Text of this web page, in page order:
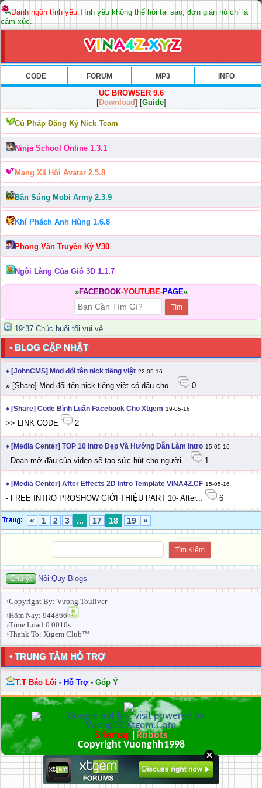
Danh ngôn tình yêu:Tình yêu không thể hỏi tại sao, đơn giản nó chỉ là
cảm xúc.
CODE FORUM MP3 INFO
UC BROWSER 9.6
[Download] [Guide]
Cú Pháp Đăng Ký Nick Team
Ninja School Online 1.3.1
Mạng Xã Hội Avatar 2.5.8
Bắn Súng Mobi Army 2.3.9
Khí Phách Anh Hùng 1.6.8
Phong Vân Truyền Kỳ V30
Ngôi Làng Của Gió 3D 1.1.7
»FACEBOOK-YOUTUBE-PAGE«
19:37 Chúc buổi tối vui vẻ
• BLOG CẬP NHẬT
♦ [JohnCMS] Mod đổi tên nick tiếng việt 22-05-16
» [Share] Mod đổi tên nick tiếng việt có dấu cho... 0
♦ [Share] Code Bình Luận Facebook Cho Xtgem 19-05-16
>> LINK CODE 2
♦ [Media Center] TOP 10 Intro Đẹp Và Hướng Dẫn Làm Intro 15-05-16
- Đoạn mở đầu của video sẽ tạo sức hút cho người... 1
♦ [Media Center] After Effects 2D Intro Template VINA4Z.CF 15-05-16
- FREE INTRO PROSHOW GIỚI THIỆU PART 10- After... 6
« 1 2 3 ... 17 18 19 »
Chú ý: Nội Quy Blogs
›Copyright By: Vượng Touliver
›Hôm Nay: 944866
›Time Load:0.0010s
›Thank To: Xtgem Club™
• TRUNG TÂM HỖ TRỢ
T.T Báo Lỗi - Hỗ Trợ- Góp Ý
Sitemap Robots
Copyright Vuonghh1998